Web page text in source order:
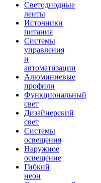
Светодиодные
ленты
Источники
питания
Системы
управления
и
автоматизации
Алюминиевые
профили
Функциональный
свет
Дизайнерский
свет
Системы
освещения
Наружное
освещение
Гибкий
неон